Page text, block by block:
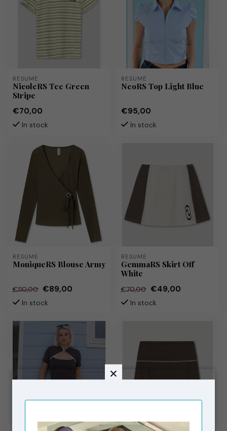
RÉSUMÉ
NicoleRS Tee Green
Stripe
€70,00
In stock
RÉSUMÉ
NeoRS Top Light Blue
€95,00
In stock
RÉSUMÉ
MoniqueRS Blouse Army
€110,00 €89,00
In stock
RÉSUMÉ
GemmaRS Skirt Off
White
€70,00 €49,00
In stock